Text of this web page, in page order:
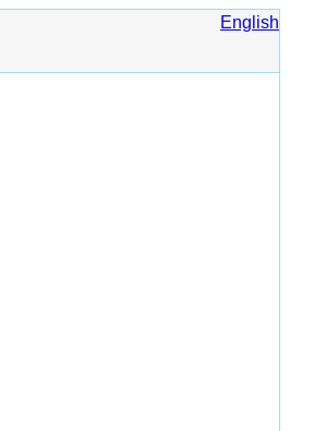
English